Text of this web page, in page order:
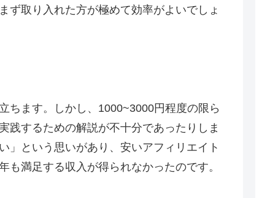
ず取り入れた方が極めて効率がよいでしょ
ちます。しかし、1000~3000円程度の限ら
践するための解説が不十分であったりしま
」という思いがあり、安いアフィリエイト
満足する収入が得られなかったのです。